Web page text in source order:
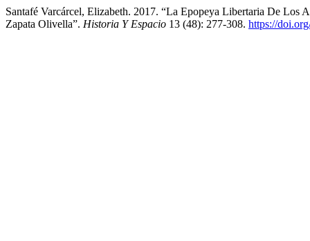
Santafé Varcárcel, Elizabeth. 2017. “La Epopeya Libertaria De
Zapata Olivella”. Historia Y Espacio 13 (48): 277-308. https://